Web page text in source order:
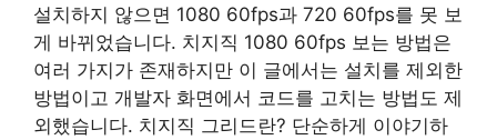
설치하지 않으면 1080 60fps과 720 60fps를 못 보
게 바뀌었습니다. 치지직 1080 60fps 보는 방법은
여러 가지가 존재하지만 이 글에서는 설치를 제외한
방법이고 개발자 화면에서 코드를 고치는 방법도 제
외했습니다. 치지직 그리드란? 단순하게 이야기하